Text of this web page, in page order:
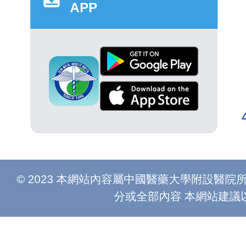
APP
© 2023 本網站內容屬中國醫藥大學附設醫院
分或全部內容 本網站建議